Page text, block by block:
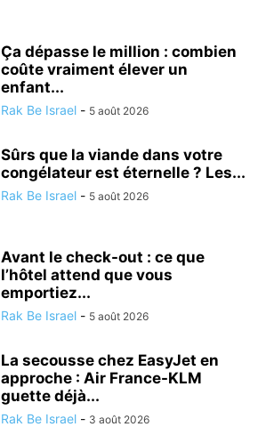
Ça dépasse le million : combien
coûte vraiment élever un
enfant...
Rak Be Israel - 5 août 2026
Sûrs que la viande dans votre
congélateur est éternelle ? Les...
Rak Be Israel - 5 août 2026
Avant le check-out : ce que
l’hôtel attend que vous
emportiez...
Rak Be Israel - 5 août 2026
La secousse chez EasyJet en
approche : Air France-KLM
guette déjà...
Rak Be Israel - 3 août 2026